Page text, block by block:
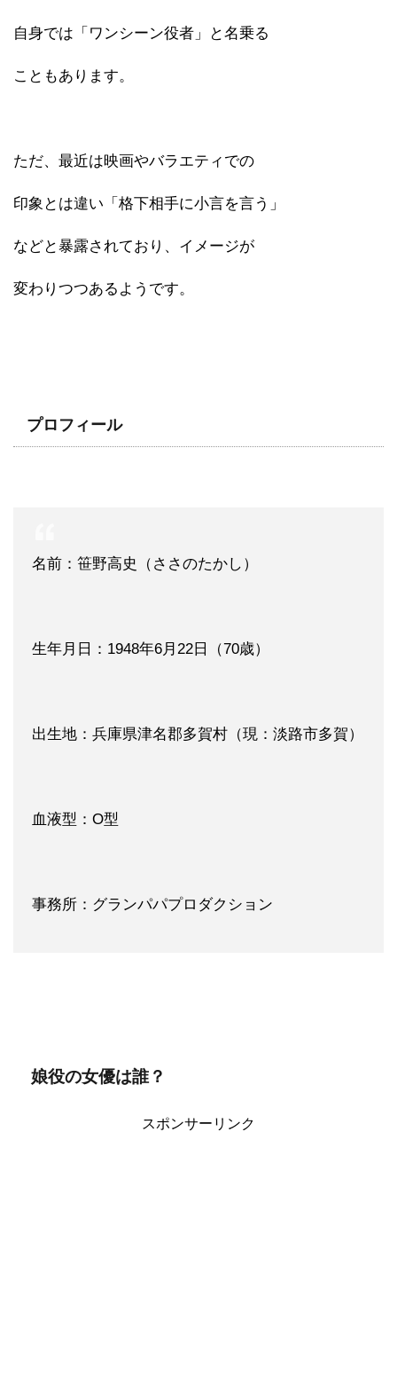
自身では「ワンシーン役者」と名乗る
こともあります。
ただ、最近は映画やバラエティでの
印象とは違い「格下相手に小言を言う」
などと暴露されており、イメージが
変わりつつあるようです。
プロフィール
名前：笹野高史（ささのたかし）
生年月日：1948年6月22日（70歳）
出生地：兵庫県津名郡多賀村（現：淡路市多賀）
血液型：O型
事務所：グランパパプロダクション
娘役の女優は誰？
スポンサーリンク